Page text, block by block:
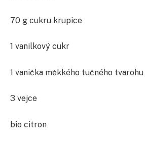
70 g cukru krupice
1 vanilkový cukr
1 vanička měkkého tučného tvarohu
3 vejce
bio citron